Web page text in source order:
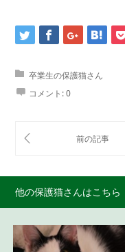
卒業生の保護猫さん
コメント:0
他の保護猫さんはこちら